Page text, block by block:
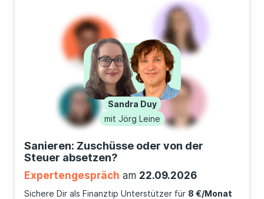
Sandra Duy
mit Jörg Leine
Sanieren: Zuschüsse oder von der
Steuer absetzen?
Expertengespräch am 22.09.2026
Sichere Dir als Finanztip Unterstützer für 8 €/Monat